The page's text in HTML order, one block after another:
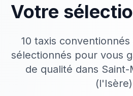
Votre
10 taxis
sélectionnés pour vous
de qualité dans
(l'Isère)